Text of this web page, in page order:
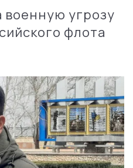
военную угрозу
флота